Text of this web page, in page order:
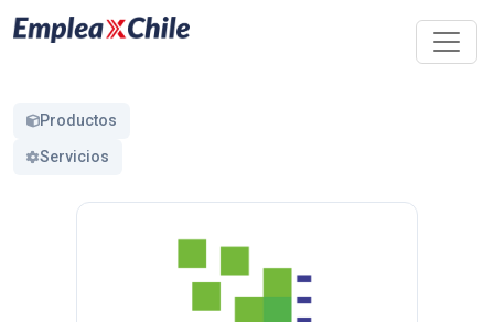
Productos
Servicios